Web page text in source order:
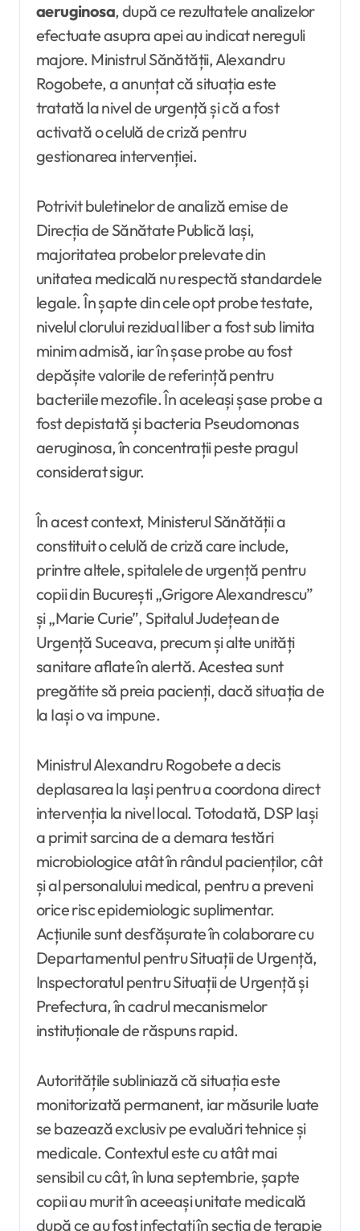
aeruginosa, după ce rezultatele analizelor
efectuate asupra apei au indicat nereguli
majore. Ministrul Sănătății, Alexandru
Rogobete, a anunțat că situația este
tratată la nivel de urgență și că a fost
activată o celulă de criză pentru
gestionarea intervenției.
Potrivit buletinelor de analiză emise de
Direcția de Sănătate Publică Iași,
majoritatea probelor prelevate din
unitatea medicală nu respectă standardele
legale. În șapte din cele opt probe testate,
nivelul clorului rezidual liber a fost sub limita
minim admisă, iar în șase probe au fost
depășite valorile de referință pentru
bacteriile mezofile. În aceleași șase probe a
fost depistată și bacteria Pseudomonas
aeruginosa, în concentrații peste pragul
considerat sigur.
În acest context, Ministerul Sănătății a
constituit o celulă de criză care include,
printre altele, spitalele de urgență pentru
copii din București „Grigore Alexandrescu”
și „Marie Curie”, Spitalul Județean de
Urgență Suceava, precum și alte unități
sanitare aflate în alertă. Acestea sunt
pregătite să preia pacienți, dacă situația de
la Iași o va impune.
Ministrul Alexandru Rogobete a decis
deplasarea la Iași pentru a coordona direct
intervenția la nivel local. Totodată, DSP Iași
a primit sarcina de a demara testări
microbiologice atât în rândul pacienților, cât
și al personalului medical, pentru a preveni
orice risc epidemiologic suplimentar.
Acțiunile sunt desfășurate în colaborare cu
Departamentul pentru Situații de Urgență,
Inspectoratul pentru Situații de Urgență și
Prefectura, în cadrul mecanismelor
instituționale de răspuns rapid.
Autoritățile subliniază că situația este
monitorizată permanent, iar măsurile luate
se bazează exclusiv pe evaluări tehnice și
medicale. Contextul este cu atât mai
sensibil cu cât, în luna septembrie, șapte
copii au murit în aceeași unitate medicală
după ce au fost infectați în secția de terapie